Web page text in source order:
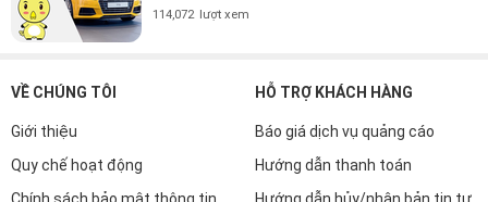
114,072 lượt xem
VỀ CHÚNG TÔI
Giới thiệu
Quy chế hoạt động
Chính sách bảo mật thông tin
HỖ TRỢ KHÁCH HÀNG
Báo giá dịch vụ quảng cáo
Hướng dẫn thanh toán
Hướng dẫn hủy/nhận bản tin tự